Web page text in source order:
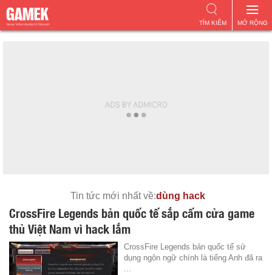
MỞ RỘNG
TÌM KIẾM
Tin tức mới nhất về:dùng hack
CrossFire Legends bản quốc tế sắp cấm cửa game
thủ Việt Nam vì hack lắm
CrossFire Legends bản quốc tế sử
dụng ngôn ngữ chính là tiếng Anh đã ra
...